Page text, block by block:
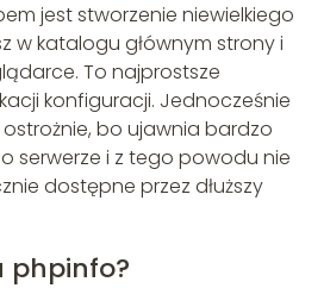
jest stworzenie niewielkiego
w katalogu głównym strony i
To najprostsze
konfiguracji. Jednocześnie
bo ujawnia bardzo
serwerze i z tego powodu nie
dostępne przez dłuższy
phpinfo?